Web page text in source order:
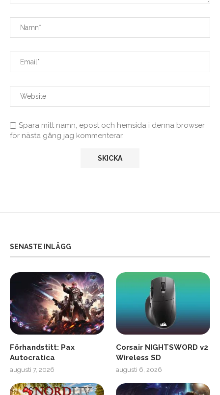
Spara mitt namn, epost och hemsida i denna browser
för nästa gång jag kommenterar.
SENASTE INLÄGG
Förhandstitt: Pax
Autocratica
augusti 7, 2026
Corsair NIGHTSWORD v2
Wireless SD
augusti 6, 2026